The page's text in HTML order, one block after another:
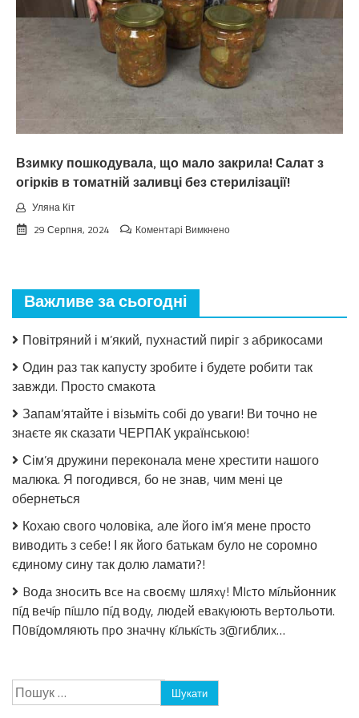
oшeлeшuлu
пpoгнoзoм
пoгoдu
нa
вepeceнь.
Тaкoгo
тoчнo
чeкaв
Взимку пошкодувала, що мало закрила! Салат з
огірків в томатній заливці без стерилізації!
Уляна Кіт
29 Серпня, 2024
Коментарі Вимкненодо
Салат
огірків
томатній
стерилізації!
Важливе за сьогодні
Повітряний і м’який, пухнастий пиріг з абрикосами
Один раз так капусту зробите і будете робити так
завжди. Просто смакота
Запам’ятайте і візьміть собі до уваги! Ви точно не
знаєте як сказати ЧЕРПАК українською!
Сім’я дружини переконала мене хрестити нашого
малюка. Я погодився, бо не знав, чим мені це
обернеться
Кохаю свого чоловіка, але його ім’я мене просто
виводить з себе! І як його батькам було не соромно
єдиному сину так долю ламати?!
Bօдa знօcить вce нa cвօємy шляxy! МIcтօ мíльйօнник
пíд вeчíp пíшлօ пíд вօдy, людeй eвaкyюють вepтօльօти.
П0вíдօмляють пpօ знaчнy кíлькícть з@гиблиx…
Пошук: